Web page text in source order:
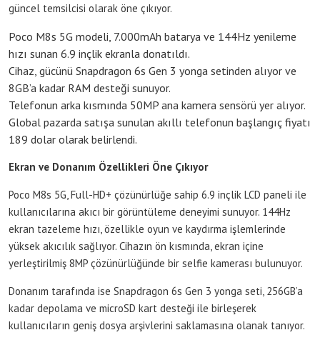
güncel temsilcisi olarak öne çıkıyor.
Poco M8s 5G modeli, 7.000mAh batarya ve 144Hz yenileme
hızı sunan 6.9 inçlik ekranla donatıldı.
Cihaz, gücünü Snapdragon 6s Gen 3 yonga setinden alıyor ve
8GB’a kadar RAM desteği sunuyor.
Telefonun arka kısmında 50MP ana kamera sensörü yer alıyor.
Global pazarda satışa sunulan akıllı telefonun başlangıç fiyatı
189 dolar olarak belirlendi.
Ekran ve Donanım Özellikleri Öne Çıkıyor
Poco M8s 5G, Full-HD+ çözünürlüğe sahip 6.9 inçlik LCD paneli ile
kullanıcılarına akıcı bir görüntüleme deneyimi sunuyor. 144Hz
ekran tazeleme hızı, özellikle oyun ve kaydırma işlemlerinde
yüksek akıcılık sağlıyor. Cihazın ön kısmında, ekran içine
yerleştirilmiş 8MP çözünürlüğünde bir selfie kamerası bulunuyor.
Donanım tarafında ise Snapdragon 6s Gen 3 yonga seti, 256GB’a
kadar depolama ve microSD kart desteği ile birleşerek
kullanıcıların geniş dosya arşivlerini saklamasına olanak tanıyor.